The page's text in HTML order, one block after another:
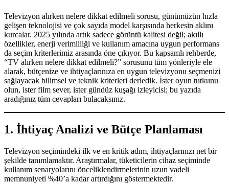
Televizyon alırken nelere dikkat edilmeli sorusu, günümüzün hızla
gelişen teknolojisi ve çok sayıda model karşısında herkesin aklını
kurcalar. 2025 yılında artık sadece görüntü kalitesi değil; akıllı
özellikler, enerji verimliliği ve kullanım amacına uygun performans
da seçim kriterlerimiz arasında öne çıkıyor. Bu kapsamlı rehberde,
“TV alırken nelere dikkat edilmeli?” sorusunu tüm yönleriyle ele
alarak, bütçenize ve ihtiyaçlarınıza en uygun televizyonu seçmenizi
sağlayacak bilimsel ve teknik kriterleri derledik. İster oyun tutkunu
olun, ister film sever, ister gündüz kuşağı izleyicisi; bu yazıda
aradığınız tüm cevapları bulacaksınız.
1. İhtiyaç Analizi ve Bütçe Planlaması
Televizyon seçimindeki ilk ve en kritik adım, ihtiyaçlarınızı net bir
şekilde tanımlamaktır. Araştırmalar, tüketicilerin cihaz seçiminde
kullanım senaryolarını önceliklendirmelerinin uzun vadeli
memnuniyeti %40’a kadar artırdığını göstermektedir.